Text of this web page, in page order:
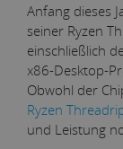
Anfang dieses
seiner Ryzen
einschließlich
x86-Desktop-
Obwohl der
Ryzen
und Leistung